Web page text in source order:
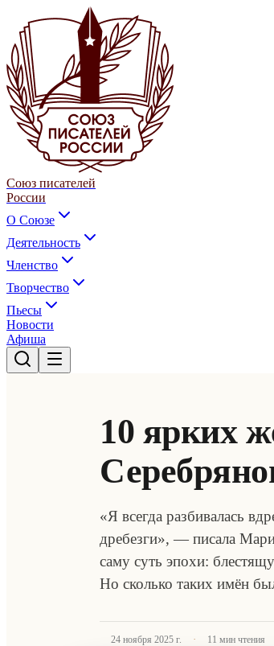
Союз писателей
России
О Союзе
Деятельность
Членство
Творчество
Пьесы
Новости
Афиша
10 ярких
«Я всегда разбивалась
дребезги», — писала
саму суть эпохи:
Но сколько таких имён
24 ноября 2025 г. · 11 мин чтения